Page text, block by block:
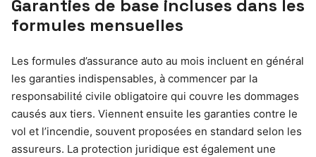
Garanties de base incluses dans les
formules mensuelles
Les formules d’assurance auto au mois incluent en général
les garanties indispensables, à commencer par la
responsabilité civile obligatoire qui couvre les dommages
causés aux tiers. Viennent ensuite les garanties contre le
vol et l’incendie, souvent proposées en standard selon les
assureurs. La protection juridique est également une